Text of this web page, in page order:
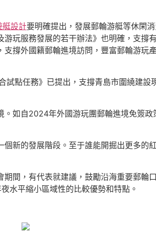
艇設計要明確提出，發展郵輪游艇等休閑
游玩服務發展的若干辦法》也明確，支撐
，支撐外國籍郵輪進境訪問，豐富郵輪游玩
試點任務》已提出，支撐青島市圍繞建設
如自2024年外國游玩團郵輪進境免簽
新的發展階段。至于誰能開掘出更多的
間，有代表就建議，鼓勵沿海重要郵輪
水平縮小區域性的比較優勢和特點。